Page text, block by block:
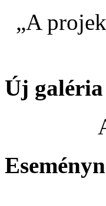
„A
Új galéria